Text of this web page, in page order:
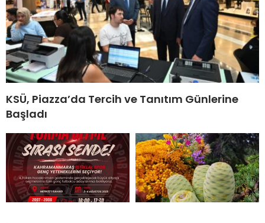
KSÜ, Piazza’da Tercih ve Tanıtım Günlerine
Başladı